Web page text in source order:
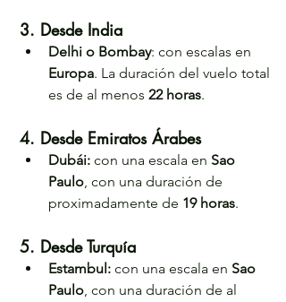
3. Desde India
Delhi o Bombay: con escalas en
Europa. La duración del vuelo total
es de al menos 22 horas.
4. Desde Emiratos Árabes
Dubái: con una escala en Sao
Paulo, con una duración de
proximadamente de 19 horas.
5. Desde Turquía
Estambul: con una escala en Sao
Paulo, con una duración de al